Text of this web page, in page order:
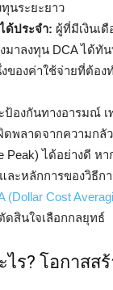
ทุนระยะยาว
ด้ประจำ: ผู้ที่มีเงินเ
มาลงทุน DCA ได้ทั
ของค่าใช้จ่ายที่ต้อง
ป้องกันทางอารมณ์ เ
พลาดจากความกลัว
Peak) ได้อย่างดี ห
ละหลักการของวิธีก
(Dollar Cost
สินใจเลือกกลยุทธ์
ไร? โอกาส